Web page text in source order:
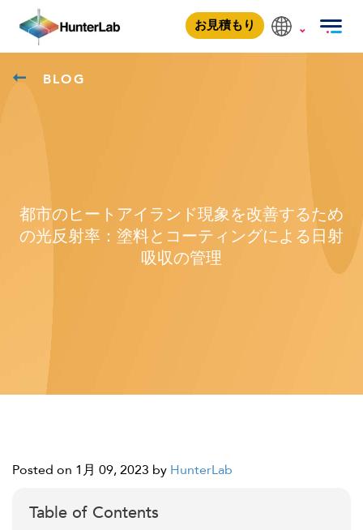
お見積もり
BLOG
都市のヒートアイランド現象を改善するため
の光反射率：塗料とコーティングによる日射
吸収の管理
Posted on 1月 09, 2023 by HunterLab
Table of Contents